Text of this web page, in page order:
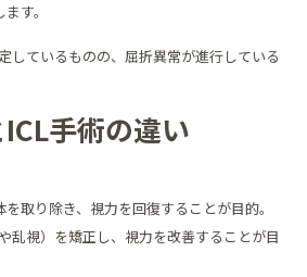
す。
しているものの、屈折異常が進行している
手術の違い
取り除き、視力を回復することが目的。
乱視）を矯正し、視力を改善することが目